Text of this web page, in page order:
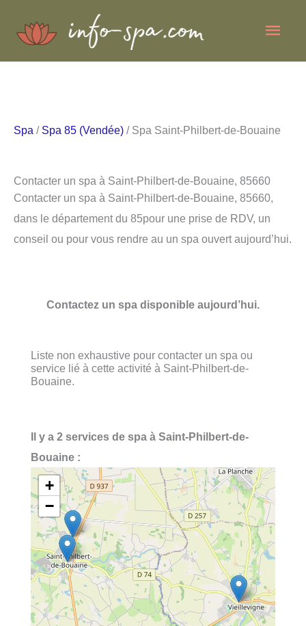
Spa / Spa 85 (Vendée) / Spa Saint-Philbert-de-Bouaine
Contacter un spa à Saint-Philbert-de-Bouaine, 85660
Contacter un spa à Saint-Philbert-de-Bouaine, 85660,
dans le département du 85pour une prise de RDV, un
conseil ou pour vous rendre au un spa ouvert aujourd’hui.
Contactez un spa disponible aujourd’hui.
Liste non exhaustive pour contacter un spa ou
service lié à cette activité à Saint-Philbert-de-
Bouaine.
Il y a 2 services de spa à Saint-Philbert-de-
Bouaine :
+
−